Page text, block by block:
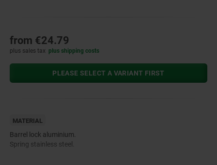
from €24.79
plus sales tax plus shipping costs
PLEASE SELECT A VARIANT FIRST
MATERIAL
Barrel lock aluminium.
Spring stainless steel.